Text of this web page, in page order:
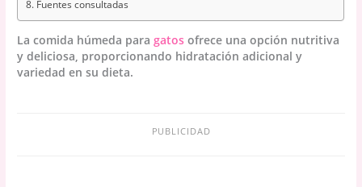
Fuentes consultadas
La comida húmeda paragatos ofrece una opción nutritiva
y deliciosa, proporcionando hidratación adicional y
variedad en su dieta.
PUBLICIDAD